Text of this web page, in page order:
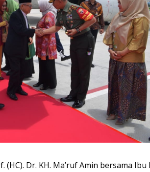
Dr. KH. Ma’ruf Amin bersama Ibu